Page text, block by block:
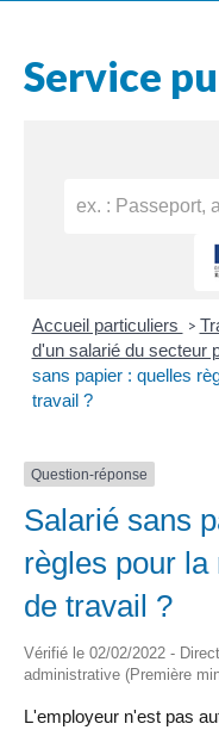
Service
Accueil particuliers >
d'un salarié du secteur
sans papier : quelles
travail ?
Question-réponse
Salarié sans
règles pour la
de travail ?
Vérifié le 02/02/2022 -
administrative (Première
L'employeur n'est pas